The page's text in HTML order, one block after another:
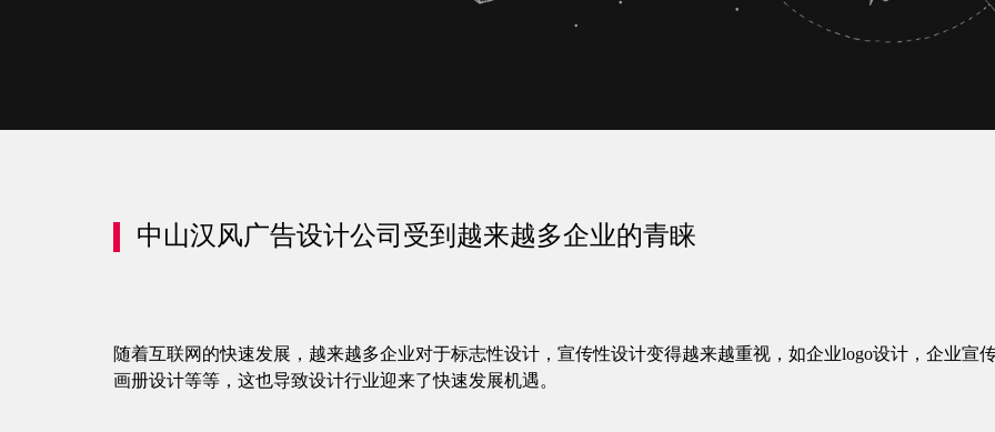
中山汉风广告设计公司受到越来越多企业的青睐
随着互联网的快速发展，越来越多企业对于标志性设计，宣传性设计变得越来越重视，如企业logo设计，企业宣
画册设计等等，这也导致设计行业迎来了快速发展机遇。